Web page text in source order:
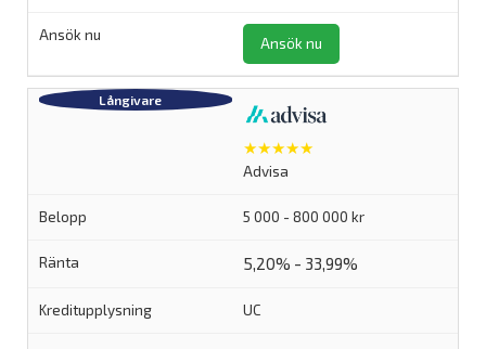
Ansök nu
★★★★★
Advisa
5 000 - 800 000 kr
5,20% - 33,99%
UC